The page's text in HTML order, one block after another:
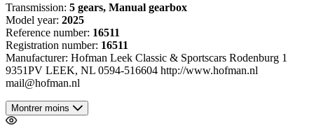
Transmission: 5 gears, Manual gearbox
Model year: 2025
Reference number: 16511
Registration number: 16511
Manufacturer: Hofman Leek Classic & Sportscars Rodenburg 1
9351PV LEEK, NL 0594-516604 http://www.hofman.nl
mail@hofman.nl
Montrer moins